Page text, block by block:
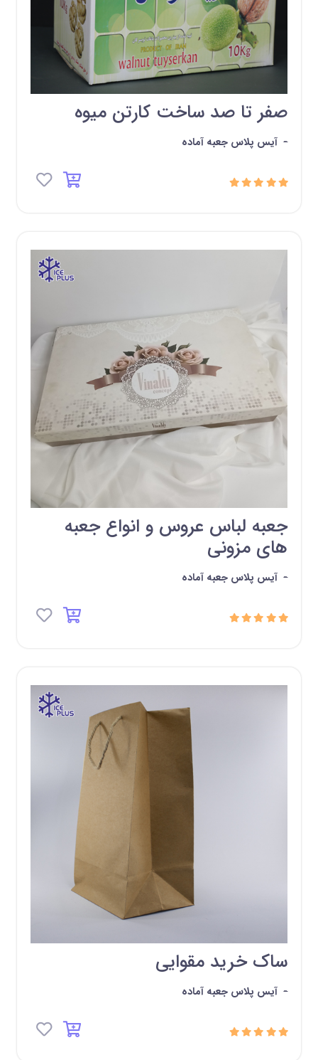
صفر تا صد ساخت کارتن میوه
- آیس پلاس جعبه آماده
جعبه لباس عروس و انواع جعبه
های مزونی
- آیس پلاس جعبه آماده
ساک خرید مقوایی
- آیس پلاس جعبه آماده